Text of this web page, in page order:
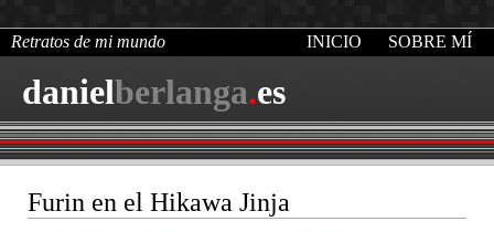
danielberlanga.es
Retratos de mi mundo INICIO SOBRE MÍ
Furin en el Hikawa Jinja